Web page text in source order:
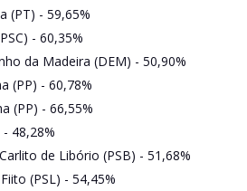
(PT) - 59,65%
- 60,35%
da Madeira (DEM) - 50,90%
(PP) - 60,78%
(PP) - 66,55%
- 48,28%
de Libório (PSB) - 51,68%
(PSL) - 54,45%